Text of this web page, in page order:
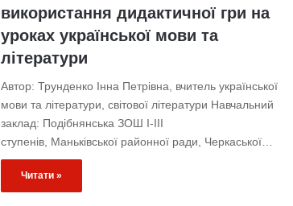
використання дидактичної гри на
уроках української мови та
літератури
Автор: Трунденко Інна Петрівна, вчитель української
мови та літератури, світової літератури Навчальний
заклад: Подібнянська ЗОШ І-ІІІ
ступенів, Маньківської районної ради, Черкаської…
Читати »